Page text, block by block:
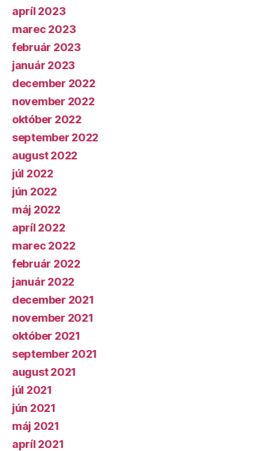
apríl 2023
marec 2023
február 2023
január 2023
december 2022
november 2022
október 2022
september 2022
august 2022
júl 2022
jún 2022
máj 2022
apríl 2022
marec 2022
február 2022
január 2022
december 2021
november 2021
október 2021
september 2021
august 2021
júl 2021
jún 2021
máj 2021
apríl 2021